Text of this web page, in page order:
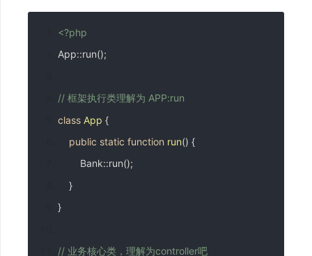
<?php
App::run();
// 框架执行类理解为 APP:run
class App {
public static function run() {
Bank::run();
}
}
// 业务核心类，理解为controller吧